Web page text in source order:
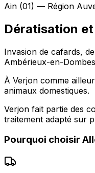
Ain (01) — Région
Dératisation
Invasion de cafards,
Ambérieux-en-
À Verjon comme
animaux domestiques.
Verjon fait partie des
traitement adapté sur
Pourquoi choisir